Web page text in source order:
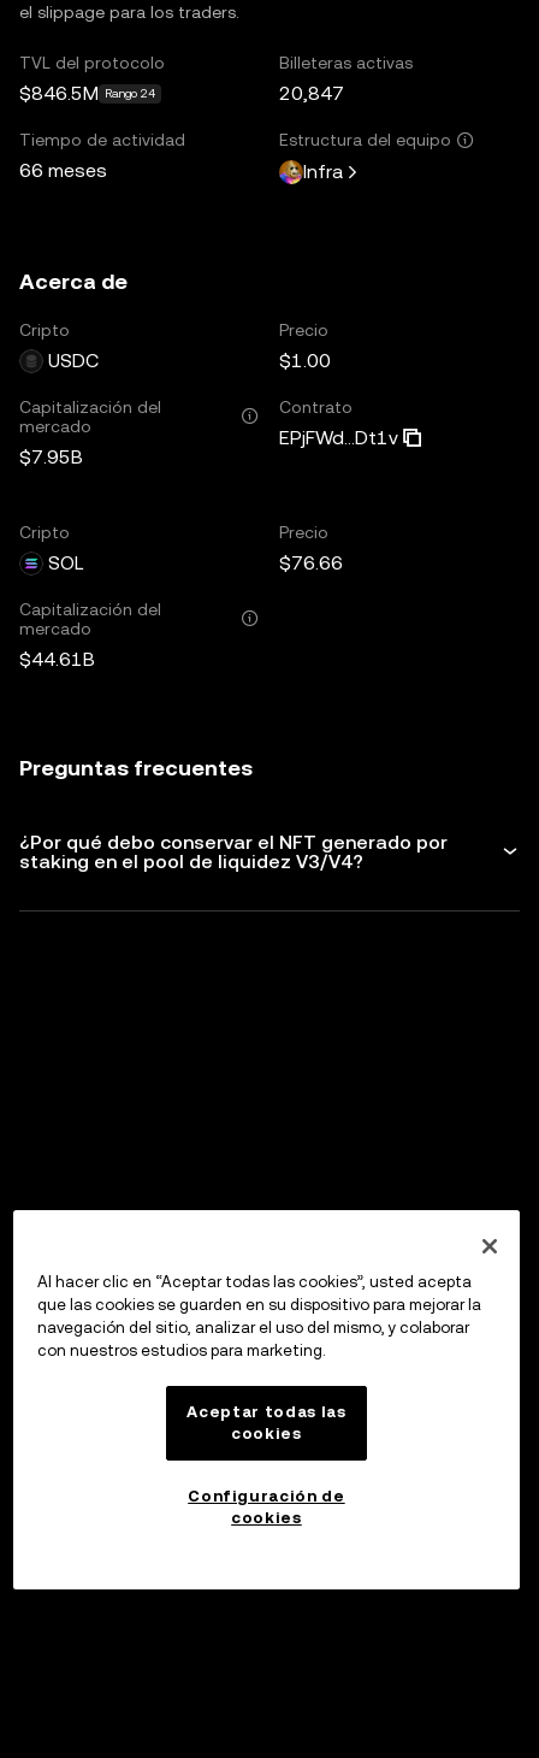
el slippage para los traders.
TVL del protocolo
$846.5M Rango 24
Billeteras activas
20,847
Tiempo de actividad
66 meses
Estructura del equipo
Infra
Acerca de
Cripto
USDC
Precio
$1.00
Capitalización del
mercado
$7.95B
Contrato
EPjFWd...Dt1v
Cripto
SOL
Precio
$76.66
Capitalización del
mercado
$44.61B
Preguntas frecuentes
¿Por qué debo conservar el NFT generado por
staking en el pool de liquidez V3/V4?
Al hacer clic en “Aceptar todas las cookies”, usted acepta
que las cookies se guarden en su dispositivo para mejorar la
navegación del sitio, analizar el uso del mismo, y colaborar
con nuestros estudios para marketing.
Aceptar todas las
cookies
Configuración de
cookies